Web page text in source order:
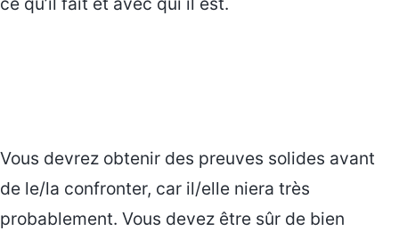
Vous devrez obtenir des preuves solides avant
de le/la confronter, car il/elle niera très
probablement. Vous devez être sûr de bien